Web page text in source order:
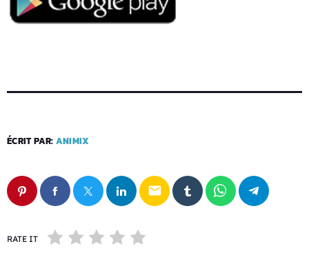
ÉCRIT PAR: ANIMIX
email
RATE IT